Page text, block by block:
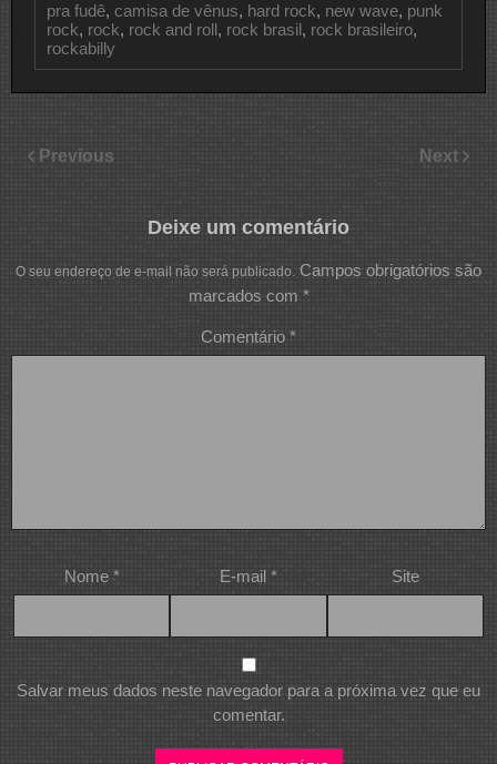
pra fudê, camisa de vênus, hard rock, new wave, punk
rock, rock, rock and roll, rock brasil, rock brasileiro,
rockabilly
Previous Next
Deixe um comentário
O seu endereço de e-mail não será publicado. Campos obrigatórios são
marcados com *
Comentário *
Nome * E-mail * Site
Salvar meus dados neste navegador para a próxima vez que eu
comentar.